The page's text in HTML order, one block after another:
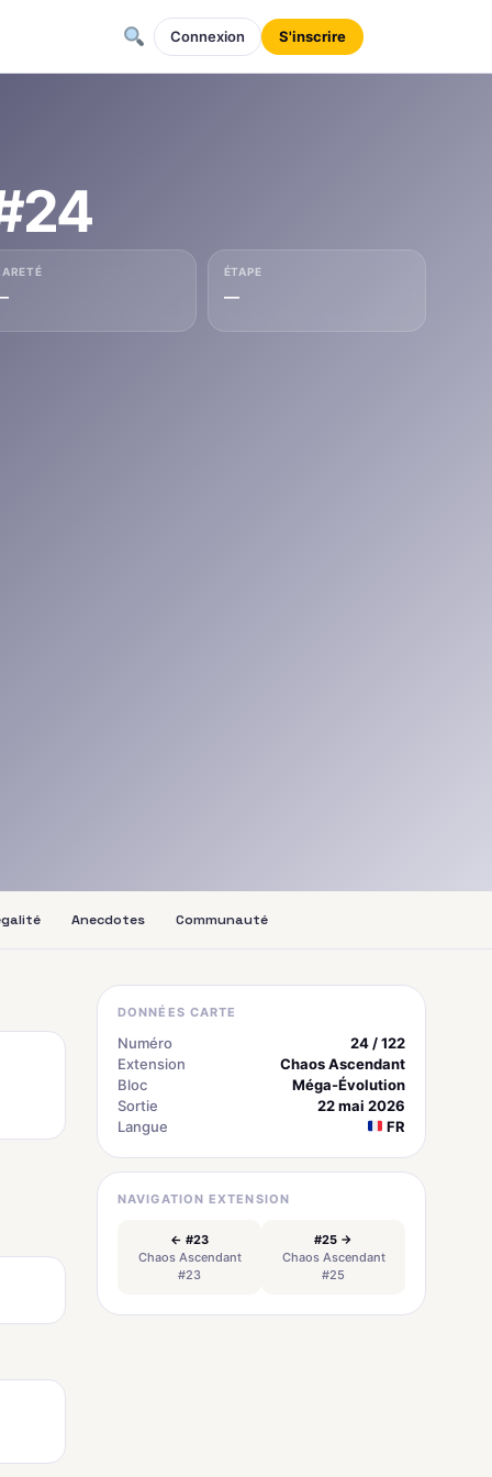
Connexion S'inscrire
ÉTAPE
—
Anecdotes Communauté
DONNÉES CARTE
Numéro
24 / 122
Extension
Chaos Ascendant
Bloc
Méga-Évolution
Sortie
22 mai 2026
Langue
FR
NAVIGATION EXTENSION
← #23
Chaos Ascendant
#23
#25 →
Chaos Ascendant
#25